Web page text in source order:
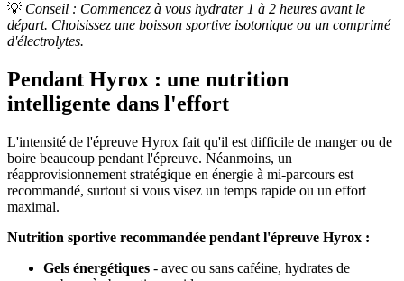
💡 Conseil : Commencez à vous hydrater 1 à 2 heures avant le
départ. Choisissez une boisson sportive isotonique ou un comprimé
d'électrolytes.
Pendant Hyrox : une nutrition
intelligente dans l'effort
L'intensité de l'épreuve Hyrox fait qu'il est difficile de manger ou de
boire beaucoup pendant l'épreuve. Néanmoins, un
réapprovisionnement stratégique en énergie à mi-parcours est
recommandé, surtout si vous visez un temps rapide ou un effort
maximal.
Nutrition sportive recommandée pendant l'épreuve Hyrox :
Gels énergétiques - avec ou sans caféine, hydrates de